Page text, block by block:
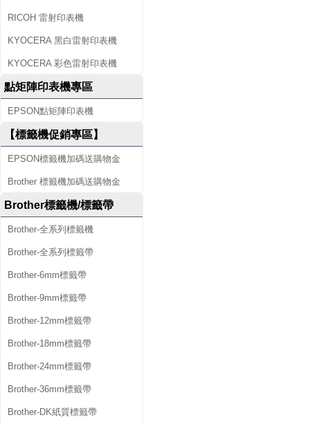
RICOH 雷射印表機
KYOCERA 黑白雷射印表機
KYOCERA 彩色雷射印表機
點矩陣印表機專區
EPSON點矩陣印表機
【標籤機促銷專區】
EPSON標籤機加碼送購物金
Brother 標籤機加碼送購物金
Brother標籤機/標籤帶
Brother-全系列標籤機
Brother-全系列標籤帶
Brother-6mm標籤帶
Brother-9mm標籤帶
Brother-12mm標籤帶
Brother-18mm標籤帶
Brother-24mm標籤帶
Brother-36mm標籤帶
Brother-DK紙質標籤帶